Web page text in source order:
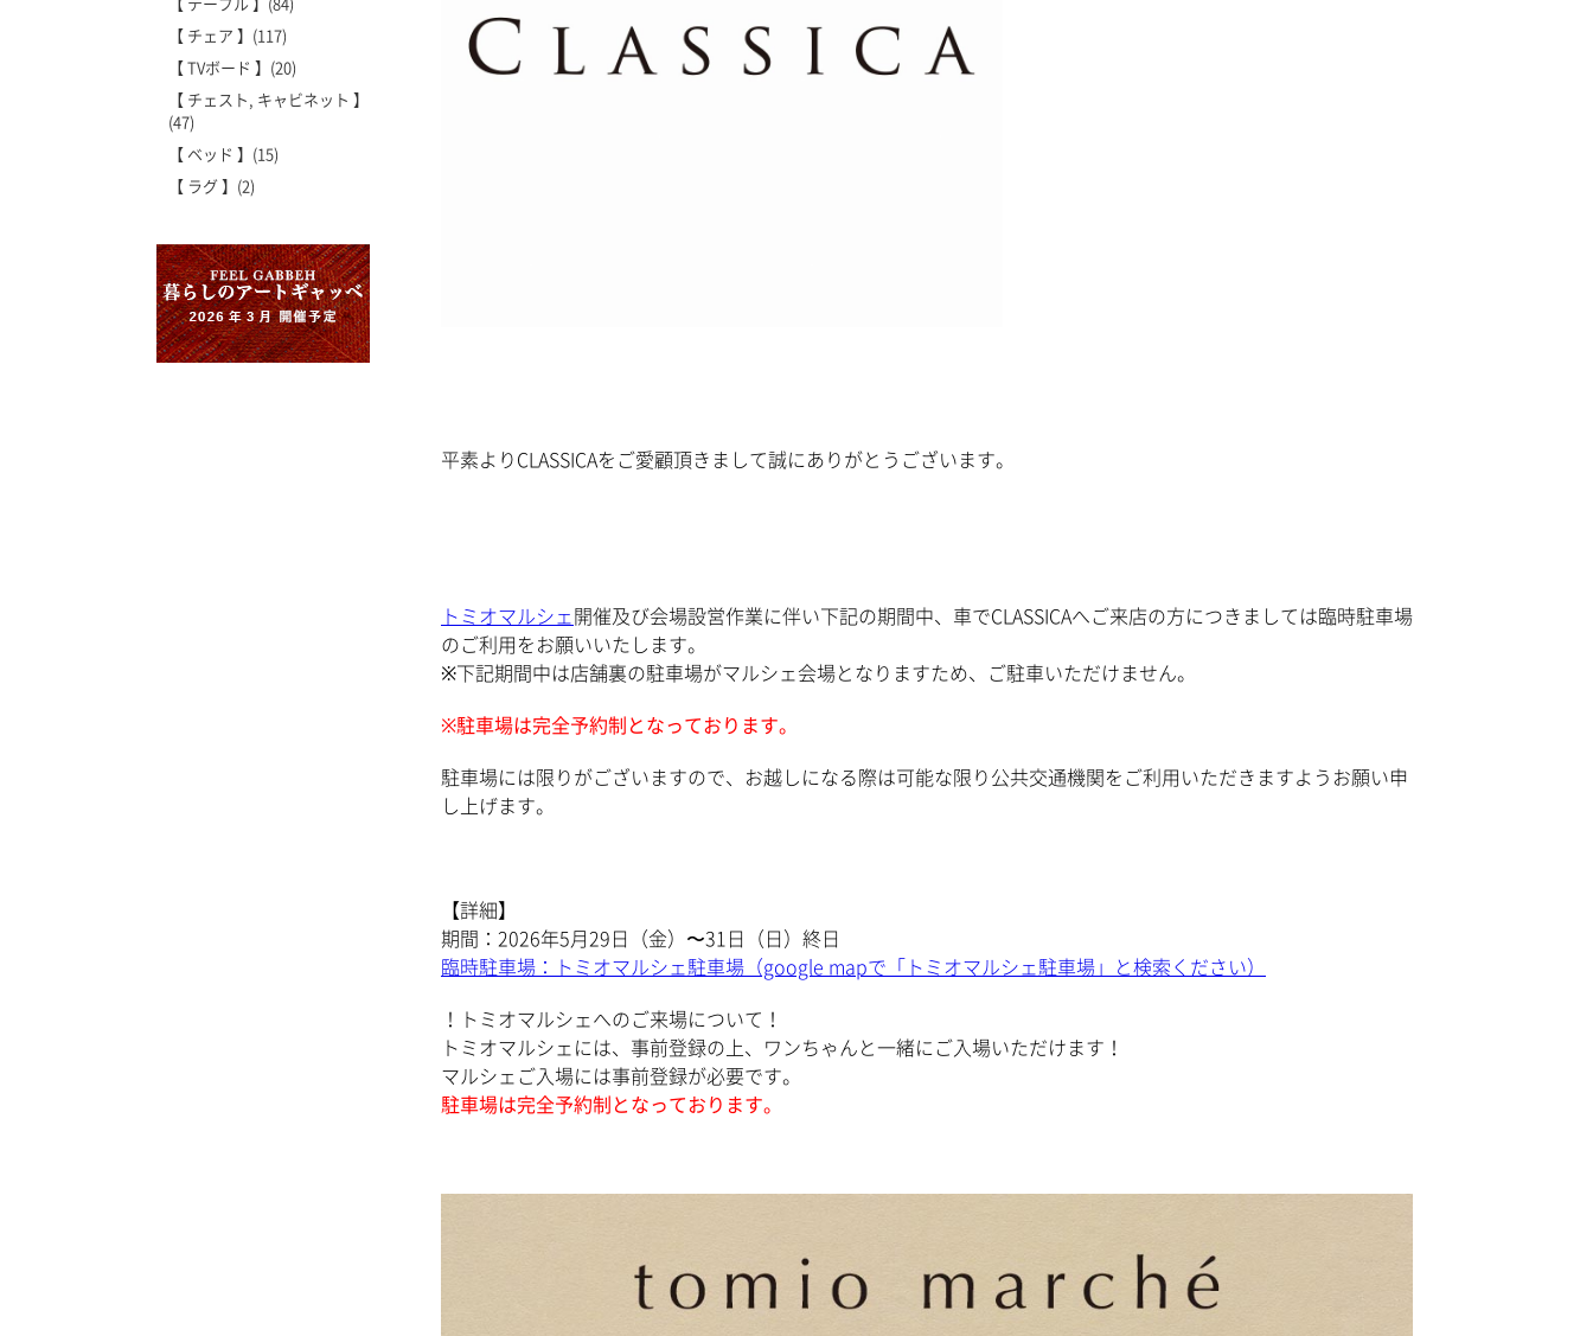
平素よりCLASSICAをご愛顧頂きまして誠にありがとうございます。
トミオマルシェ開催及び会場設営作業に伴い下記の期間中、車でCLASSICAへご来店の方につきましては臨時駐車場
のご利用をお願いいたします。
※下記期間中は店舗裏の駐車場がマルシェ会場となりますため、ご駐車いただけません。
※駐車場は完全予約制となっております。
駐車場には限りがございますので、お越しになる際は可能な限り公共交通機関をご利用いただきますようお願い申
し上げます。
【詳細】
期間：2026年5月29日（金）〜31日（日）終日
臨時駐車場：トミオマルシェ駐車場（google mapで「トミオマルシェ駐車場」と検索ください）
！トミオマルシェへのご来場について！
トミオマルシェには、事前登録の上、ワンちゃんと一緒にご入場いただけます！
マルシェご入場には事前登録が必要です。
駐車場は完全予約制となっております。
【 チェア 】(117)
【 TVボード 】(20)
【 チェスト, キャビネット 】
(47)
【 ベッド 】(15)
【 ラグ 】(2)